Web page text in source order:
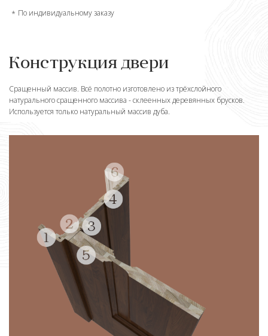
По индивидуальному заказу
Конструкция двери
Сращенный массив. Всё полотно изготовлено из трёхслойного
натурального сращенного массива - склеенных деревянных брусков.
Используется только натуральный массив дуба.